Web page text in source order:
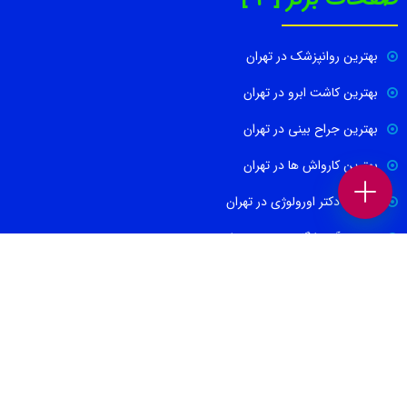
بهترین روانپزشک در تهران
بهترین کاشت ابرو در تهران
بهترین جراح بینی در تهران
بهترین کارواش ها در تهران
بهترین دکتر اورولوژی در تهران
بهترین آموزشگاه موسیقی تهران